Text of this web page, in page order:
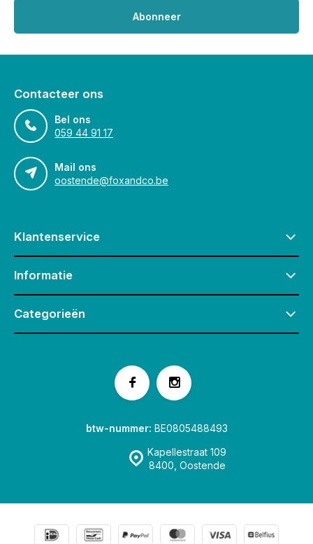
Abonneer
Contacteer ons
Bel ons
059 44 91 17
Mail ons
oostende@foxandco.be
Klantenservice
Informatie
Categorieën
Kapellestraat 109
8400, Oostende
btw-nummer: BE0805488493